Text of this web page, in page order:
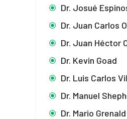
Dr. Josué
Dr. Juan Carlos
Dr. Juan Héctor
Dr. Kevin Goad
Dr. Luis Carlos
Dr. Manuel
Dr. Mario Grenald